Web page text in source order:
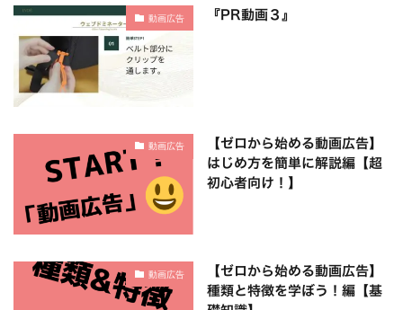
動画広告 『PR動画３』
動画広告
【ゼロから始める動画広告】
はじめ方を簡単に解説編【超
初心者向け！】
動画広告
【ゼロから始める動画広告】
種類と特徴を学ぼう！編【基